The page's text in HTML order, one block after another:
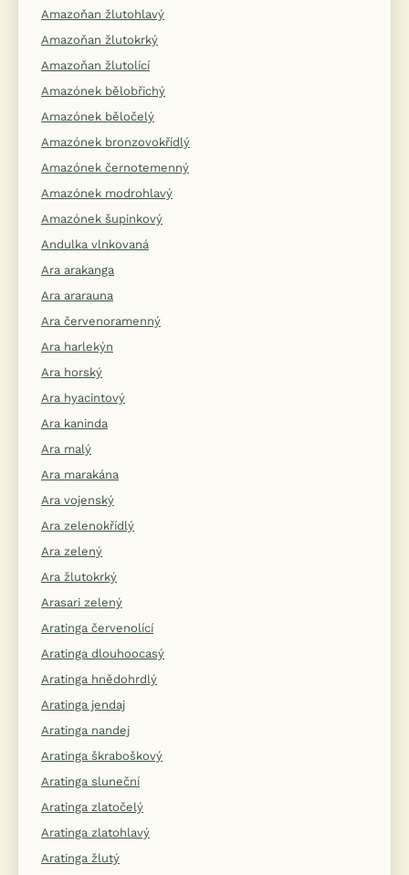
Amazoňan žlutohlavý
Amazoňan žlutokrký
Amazoňan žlutolící
Amazónek bělobřichý
Amazónek běločelý
Amazónek bronzovokřídlý
Amazónek černotemenný
Amazónek modrohlavý
Amazónek šupinkový
Andulka vlnkovaná
Ara arakanga
Ara ararauna
Ara červenoramenný
Ara harlekýn
Ara horský
Ara hyacintový
Ara kaninda
Ara malý
Ara marakána
Ara vojenský
Ara zelenokřídlý
Ara zelený
Ara žlutokrký
Arasari zelený
Aratinga červenolící
Aratinga dlouhoocasý
Aratinga hnědohrdlý
Aratinga jendaj
Aratinga nandej
Aratinga škraboškový
Aratinga sluneční
Aratinga zlatočelý
Aratinga zlatohlavý
Aratinga žlutý